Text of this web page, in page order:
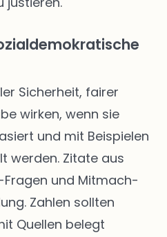
Sicherheit, fairer
wirken, wenn sie
und mit Beispielen
werden. Zitate aus
Fragen und Mitmach-
Zahlen sollten
Quellen belegt